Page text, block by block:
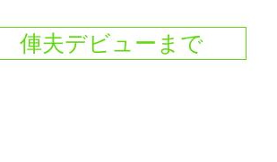
俥夫デビューまで